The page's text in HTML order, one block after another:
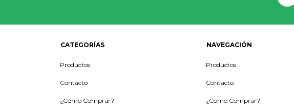
CATEGORÍAS
Productos
Contacto
¿Cómo Comprar?
NAVEGACIÓN
Productos
Contacto
¿Cómo Comprar?